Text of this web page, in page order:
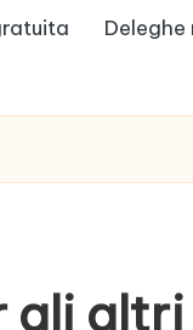
Deleghe
gli